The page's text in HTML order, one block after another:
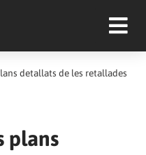
detallats de les retallades
plans